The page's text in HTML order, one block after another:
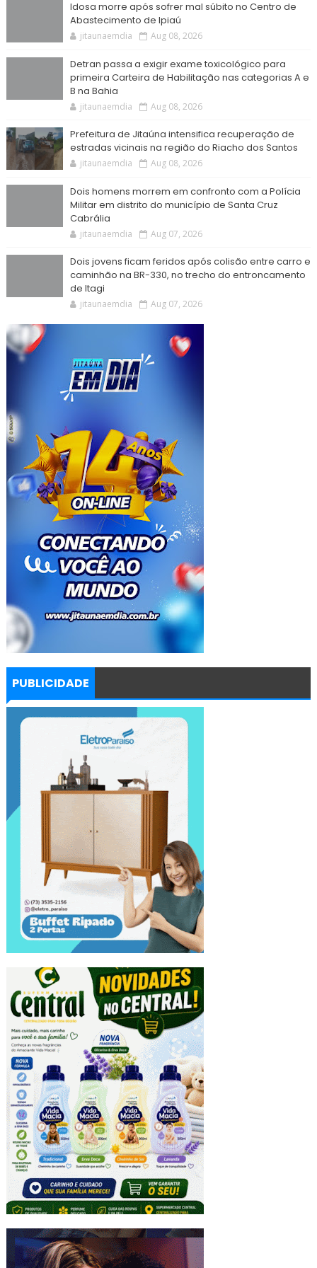
Idosa morre após sofrer mal súbito no Centro de
Abastecimento de Ipiaú
jitaunaemdia Aug 08, 2026
Detran passa a exigir exame toxicológico para
primeira Carteira de Habilitação nas categorias A e
B na Bahia
jitaunaemdia Aug 08, 2026
Prefeitura de Jitaúna intensifica recuperação de
estradas vicinais na região do Riacho dos Santos
jitaunaemdia Aug 08, 2026
Dois homens morrem em confronto com a Polícia
Militar em distrito do município de Santa Cruz
Cabrália
jitaunaemdia Aug 07, 2026
Dois jovens ficam feridos após colisão entre carro e
caminhão na BR-330, no trecho do entroncamento
de Itagi
jitaunaemdia Aug 07, 2026
PUBLICIDADE